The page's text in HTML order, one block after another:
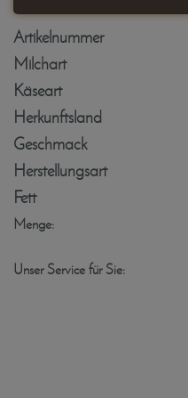
Artikelnummer
Milchart
Käseart
Herkunftsland
Geschmack
Herstellungsart
Fett
Menge:
Unser Service für Sie: